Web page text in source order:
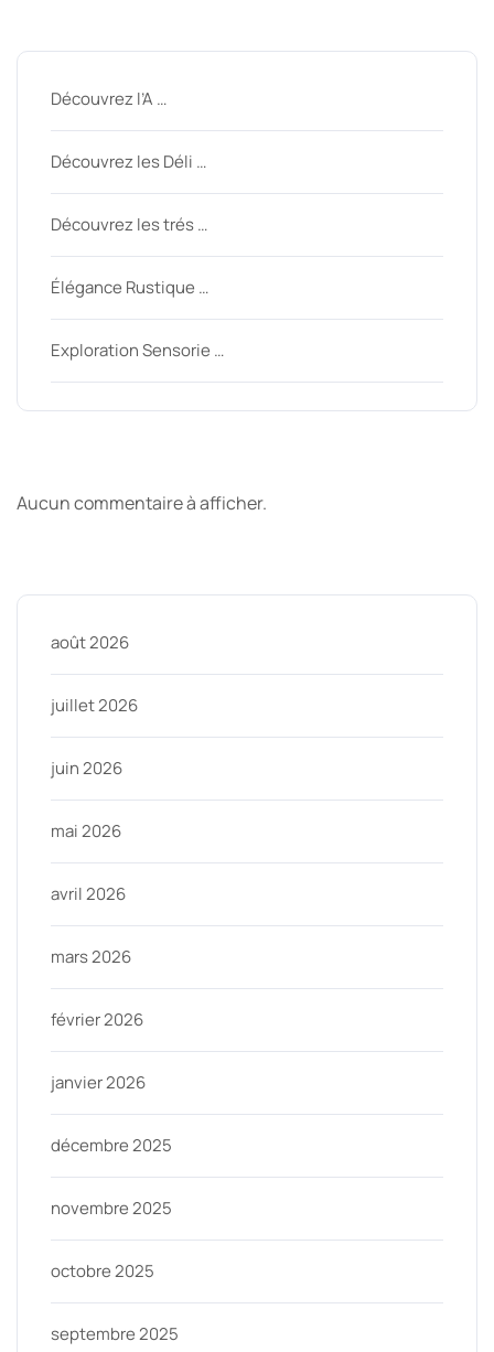
Découvrez l’A …
Découvrez les Déli …
Découvrez les trés …
Élégance Rustique …
Exploration Sensorie …
Aucun commentaire à afficher.
août 2026
juillet 2026
juin 2026
mai 2026
avril 2026
mars 2026
février 2026
janvier 2026
décembre 2025
novembre 2025
octobre 2025
septembre 2025